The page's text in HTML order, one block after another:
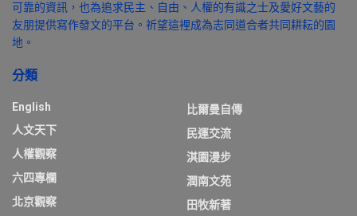
可靠的資訊，也為追求民主、自由、人權的有識之士及愛好文藝的
友朋提供寫作發文的平台。祈望這裡成為志同道合者共同耕耘的園
地。
分類
English
人文天下
人權觀察
六四專欄
北京觀察
比爾曼自傳
民運交流
淇園漫步
潤南文苑
田牧新著